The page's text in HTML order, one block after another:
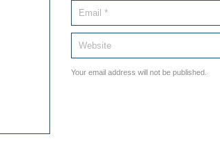
Your email address will not be published.